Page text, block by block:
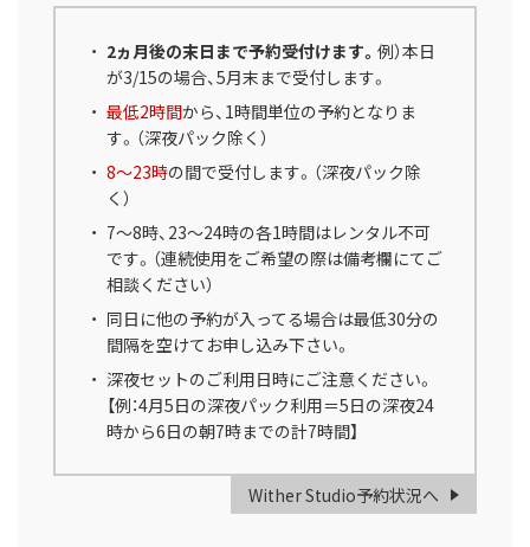
2ヵ月後の末日まで予約受付けます。 例）本日
が3/15の場合、5月末まで受付します。
最低2時間から、1時間単位の予約となりま
す。（深夜パック除く）
8～23時の間で受付します。（深夜パック除
く）
7～8時、23～24時の各1時間はレンタル不可
です。（連続使用をご希望の際は備考欄にてご
相談ください）
同日に他の予約が入ってる場合は最低30分の
間隔を空けてお申し込み下さい。
深夜セットのご利用日時にご注意ください。
【例：4月5日の深夜パック利用＝5日の深夜24
時から6日の朝7時までの計7時間】
Wither Studio予約状況へ